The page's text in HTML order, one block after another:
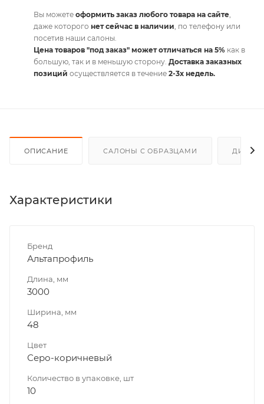
Вы можете оформить заказ любого товара на сайте,
даже которого нет сейчас в наличии, по телефону или
посетив наши салоны.
Цена товаров "под заказ" может отличаться на 5% как в
большую, так и в меньшую сторону. Доставка заказных
позиций осуществляется в течение 2-3х недель.
ОПИСАНИЕ САЛОНЫ С ОБРАЗЦАМИ
Характеристики
Бренд
Альтапрофиль
Длина, мм
3000
Ширина, мм
48
Цвет
Серо-коричневый
Количество в упаковке, шт
10